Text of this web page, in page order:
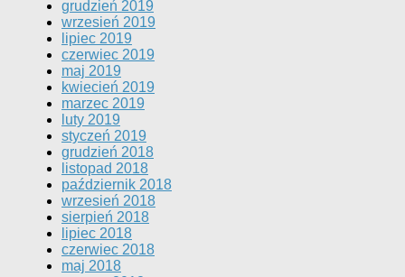
grudzień 2019
wrzesień 2019
lipiec 2019
czerwiec 2019
maj 2019
kwiecień 2019
marzec 2019
luty 2019
styczeń 2019
grudzień 2018
listopad 2018
październik 2018
wrzesień 2018
sierpień 2018
lipiec 2018
czerwiec 2018
maj 2018